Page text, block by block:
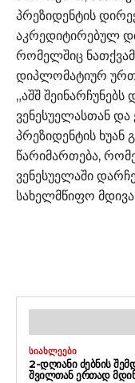
პრეზიდენტის
აკრედიტირებულ
რომელშიც
დიპლომატიურ
„აშშ
ვენესუელასთან
პრეზიდენტის ხუან
წარიმართება,
ვენესუელაში
სახელმწიფო
ᲡᲘᲐᲮᲚᲔᲔᲑᲘ
2-ᲓᲦᲘᲐᲜᲘ ᲫᲔᲑᲜᲘᲡ
ᲨᲕᲘᲚᲗᲐᲜ ᲔᲠᲗᲐᲓ